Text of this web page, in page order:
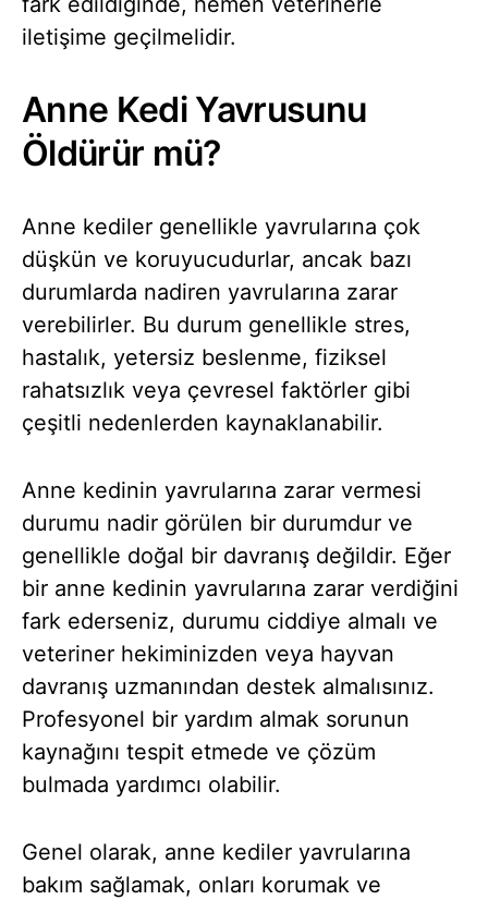
iletişime geçilmelidir.
Anne Kedi Yavrusunu
Öldürür mü?
Anne kediler genellikle yavrularına çok
düşkün ve koruyucudurlar, ancak bazı
durumlarda nadiren yavrularına zarar
verebilirler. Bu durum genellikle stres,
hastalık, yetersiz beslenme, fiziksel
rahatsızlık veya çevresel faktörler gibi
çeşitli nedenlerden kaynaklanabilir.
Anne kedinin yavrularına zarar vermesi
durumu nadir görülen bir durumdur ve
genellikle doğal bir davranış değildir. Eğer
bir anne kedinin yavrularına zarar verdiğini
fark ederseniz, durumu ciddiye almalı ve
veteriner hekiminizden veya hayvan
davranış uzmanından destek almalısınız.
Profesyonel bir yardım almak sorunun
kaynağını tespit etmede ve çözüm
bulmada yardımcı olabilir.
Genel olarak, anne kediler yavrularına
bakım sağlamak, onları korumak ve